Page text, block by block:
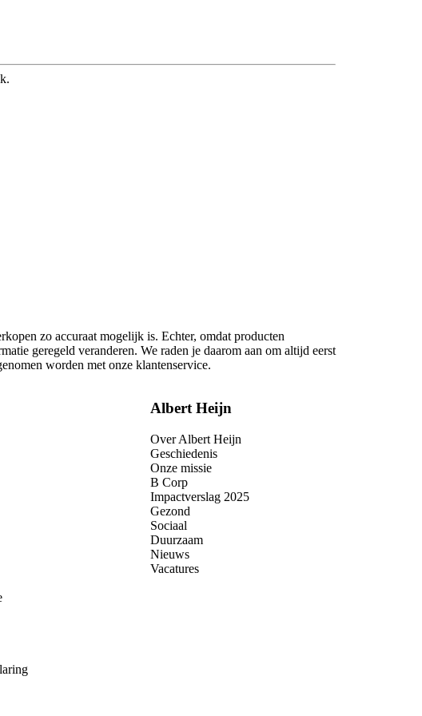
zo accuraat mogelijk is. Echter, omdat producten
geregeld veranderen. We raden je daarom aan om altijd eerst
worden met onze klantenservice.
Albert Heijn
Over Albert Heijn
Geschiedenis
Onze missie
B Corp
Impactverslag 2025
Gezond
Sociaal
Duurzaam
Nieuws
Vacatures